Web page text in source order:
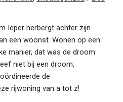
Ieper herbergt achter zijn
een woonst. Wonen op een
manier, dat was de droom
niet bij een droom,
de
rijwoning van a tot z!